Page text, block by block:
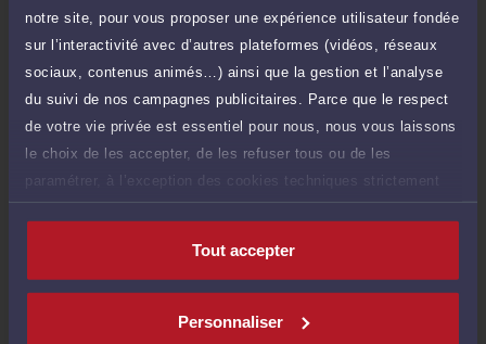
notre site, pour vous proposer une expérience utilisateur fondée
sur l’interactivité avec d’autres plateformes (vidéos, réseaux
sociaux, contenus animés…) ainsi que la gestion et l’analyse
du suivi de nos campagnes publicitaires. Parce que le respect
de votre vie privée est essentiel pour nous, nous vous laissons
le choix de les accepter, de les refuser tous ou de les
paramétrer, à l’exception des cookies techniques strictement
nécessaires au fonctionnement du site.
Tout accepter
Personnaliser
Droit de la famille, des personnes et de leur patrimoine
Droit public
Langues